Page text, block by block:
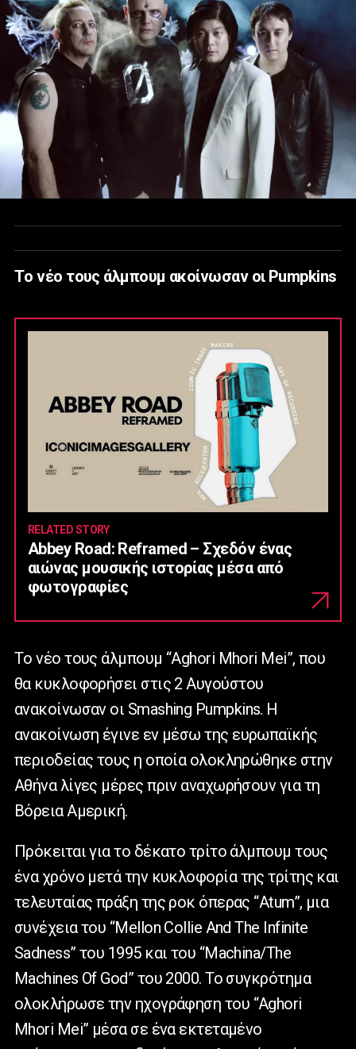
Tο νέο τους άλμπουμ ακοίνωσαν οι Pumpkins
RELATED STORY
Abbey Road: Reframed – Σχεδόν ένας
αιώνας μουσικής ιστορίας μέσα από
φωτογραφίες
Tο νέο τους άλμπουμ “Aghori Mhori Mei”, που
θα κυκλοφορήσει στις 2 Αυγούστου
ανακοίνωσαν οι Smashing Pumpkins. Η
ανακοίνωση έγινε εν μέσω της ευρωπαϊκής
περιοδείας τους η οποία ολοκληρώθηκε στην
Αθήνα λίγες μέρες πριν αναχωρήσουν για τη
Βόρεια Αμερική.
Πρόκειται για το δέκατο τρίτο άλμπουμ τους
ένα χρόνο μετά την κυκλοφορία της τρίτης και
τελευταίας πράξη της ροκ όπερας “Atum”, μια
συνέχεια του “Mellon Collie And The Infinite
Sadness” του 1995 και του “Machina/The
Machines Of God” του 2000. Το συγκρότημα
ολοκλήρωσε την ηχογράφηση του “Aghori
Mhori Mei” μέσα σε ένα εκτεταμένο